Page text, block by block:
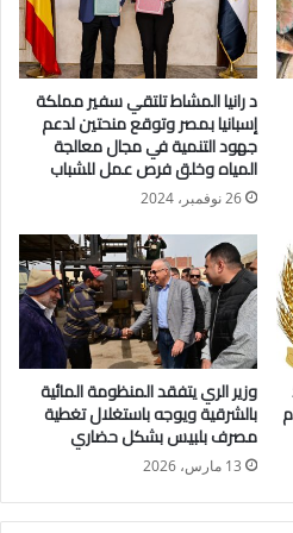
تحقيق الحوكمة والانضباط
التوازن الكامل بين حقوق الدولة
حاجزي الوحدات، مع حماية القطاع
تؤثر على استدامته.
الإسكان مشروع قانون جديد
وفقًا لمعايير وضوابط محددة،
الاستثمارية وحماية حقوق
التنظيمي المقترح للكيان
مشابه للاتحاد المصري لمقاولي
معايير واضحة لتصنيف المطورين
د رانيا المشاط تلتقي سفير مملكة
إسبانيا بمصر وتوقع منحتين لدعم
جهود التنمية في مجال معالجة
المياه وخلق فرص عمل للشباب
26 نوفمبر، 2024
وزير الري يتفقد المنظومة المائية
بالشرقية ويوجه باستغلال تغطية
مصرف بلبيس بشكل حضاري
13 مارس، 2026